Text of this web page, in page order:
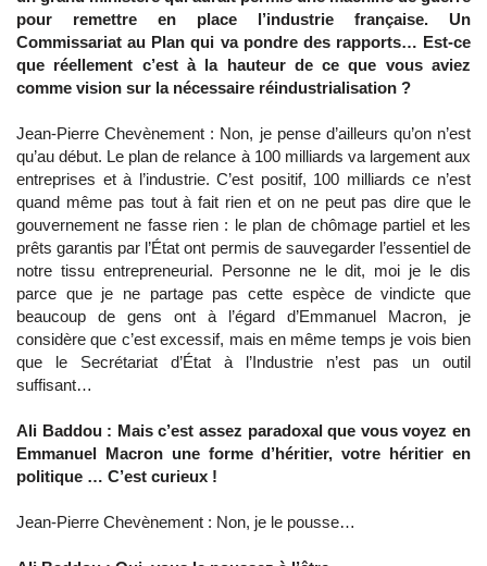
pour remettre en place l’industrie française. Un
Commissariat au Plan qui va pondre des rapports… Est-ce
que réellement c’est à la hauteur de ce que vous aviez
comme vision sur la nécessaire réindustrialisation ?
Jean-Pierre Chevènement : Non, je pense d’ailleurs qu’on n’est
qu’au début. Le plan de relance à 100 milliards va largement aux
entreprises et à l’industrie. C’est positif, 100 milliards ce n’est
quand même pas tout à fait rien et on ne peut pas dire que le
gouvernement ne fasse rien : le plan de chômage partiel et les
prêts garantis par l’État ont permis de sauvegarder l’essentiel de
notre tissu entrepreneurial. Personne ne le dit, moi je le dis
parce que je ne partage pas cette espèce de vindicte que
beaucoup de gens ont à l’égard d’Emmanuel Macron, je
considère que c’est excessif, mais en même temps je vois bien
que le Secrétariat d’État à l’Industrie n’est pas un outil
suffisant…
Ali Baddou : Mais c’est assez paradoxal que vous voyez en
Emmanuel Macron une forme d’héritier, votre héritier en
politique … C’est curieux !
Jean-Pierre Chevènement : Non, je le pousse…